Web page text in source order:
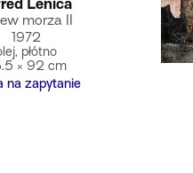
Lenica
morza II
1972
płótno
× 92 cm
na zapytanie